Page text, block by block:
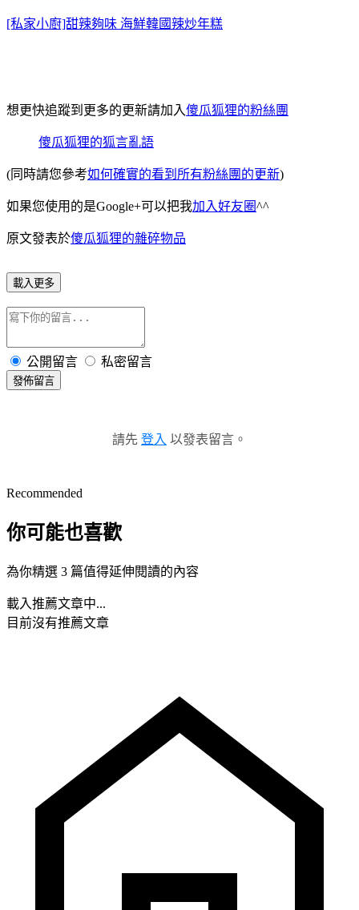
[私家小廚]甜辣夠味 海鮮韓國辣炒年糕
想更快追蹤到更多的更新請加入傻瓜狐狸的粉絲團
傻瓜狐狸的狐言亂語
(同時請您參考如何確實的看到所有粉絲團的更新)
如果您使用的是Google+可以把我加入好友圈^^
原文發表於傻瓜狐狸的雜碎物品
載入更多
公開留言 私密留言
發佈留言
請先 登入 以發表留言。
Recommended
你可能也喜歡
為你精選 3 篇值得延伸閱讀的內容
載入推薦文章中...
目前沒有推薦文章